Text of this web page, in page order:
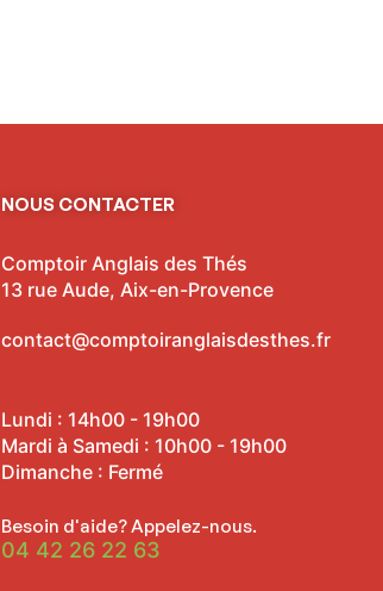
NOUS CONTACTER
Comptoir Anglais des Thés
13 rue Aude, Aix-en-Provence
contact@comptoiranglaisdesthes.fr
Lundi : 14h00 - 19h00
Mardi à Samedi : 10h00 - 19h00
Dimanche : Fermé
Besoin d'aide? Appelez-nous.
04 42 26 22 63